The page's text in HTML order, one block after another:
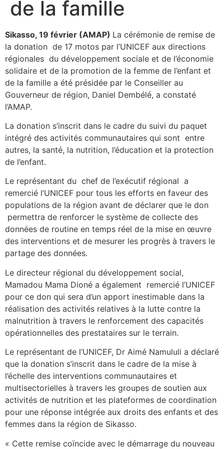
de la famille
Sikasso, 19 février (AMAP) La cérémonie de remise de
la donation de 17 motos par l’UNICEF aux directions
régionales du développement sociale et de l’économie
solidaire et de la promotion de la femme de l’enfant et
de la famille a été présidée par le Conseiller au
Gouverneur de région, Daniel Dembélé, a constaté
l’AMAP.
La donation s’inscrit dans le cadre du suivi du paquet
intégré des activités communautaires qui sont entre
autres, la santé, la nutrition, l’éducation et la protection
de l’enfant.
Le représentant du chef de l’exécutif régional a
remercié l’UNICEF pour tous les efforts en faveur des
populations de la région avant de déclarer que le don
permettra de renforcer le système de collecte des
données de routine en temps réel de la mise en œuvre
des interventions et de mesurer les progrès à travers le
partage des données.
Le directeur régional du développement social,
Mamadou Mama Dioné a également remercié l’UNICEF
pour ce don qui sera d’un apport inestimable dans la
réalisation des activités relatives à la lutte contre la
malnutrition à travers le renforcement des capacités
opérationnelles des prestataires sur le terrain.
Le représentant de l’UNICEF, Dr Aimé Namululi a déclaré
que la donation s’inscrit dans le cadre de la mise à
l’échelle des interventions communautaires et
multisectorielles à travers les groupes de soutien aux
activités de nutrition et les plateformes de coordination
pour une réponse intégrée aux droits des enfants et des
femmes dans la région de Sikasso.
« Cette remise coïncide avec le démarrage du nouveau